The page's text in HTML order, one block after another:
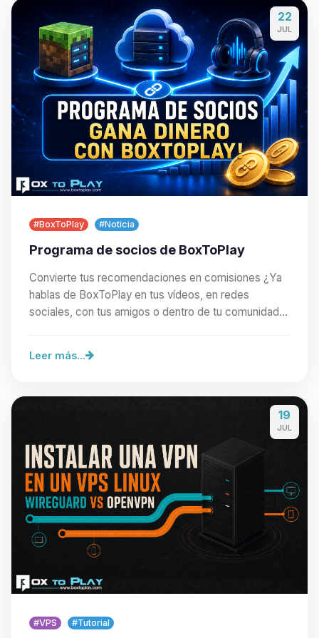
22
JUL
#BoxToPlay #Noticia
Programa de socios de BoxToPlay
Convierte tus recomendaciones en comisiones ¿Ya
hablas de BoxToPlay en tus vídeos, en redes
sociales, con tus amigos o dentro de tu comunidad?
Leer más...
19
JUL
#VPS #Tutorial